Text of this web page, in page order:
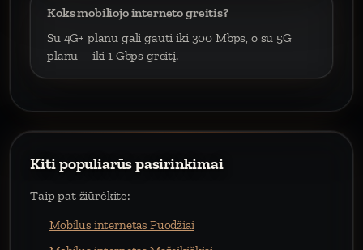
Koks mobiliojo interneto greitis?
Su 4G+ planu gali gauti iki 300 Mbps, o su 5G
planu – iki 1 Gbps greitį.
Kiti populiarūs pasirinkimai
Taip pat žiūrėkite:
Mobilus internetas Puodžiai